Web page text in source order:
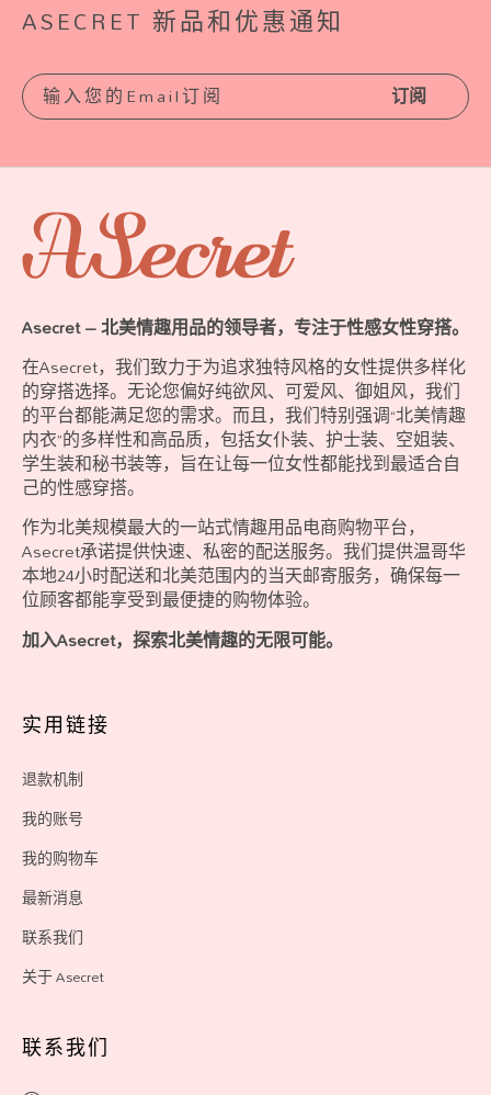
ASECRET 新品和优惠通知
订阅
Asecret – 北美情趣用品的领导者，专注于性感女性穿搭。
在Asecret，我们致力于为追求独特风格的女性提供多样化
的穿搭选择。无论您偏好纯欲风、可爱风、御姐风，我们
的平台都能满足您的需求。而且，我们特别强调“北美情趣
内衣”的多样性和高品质，包括女仆装、护士装、空姐装、
学生装和秘书装等，旨在让每一位女性都能找到最适合自
己的性感穿搭。
作为北美规模最大的一站式情趣用品电商购物平台，
Asecret承诺提供快速、私密的配送服务。我们提供温哥华
本地24小时配送和北美范围内的当天邮寄服务，确保每一
位顾客都能享受到最便捷的购物体验。
加入Asecret，探索北美情趣的无限可能。
实用链接
退款机制
我的账号
我的购物车
最新消息
联系我们
关于 Asecret
联系我们